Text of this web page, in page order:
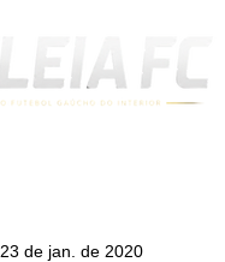
23 de jan. de 2020